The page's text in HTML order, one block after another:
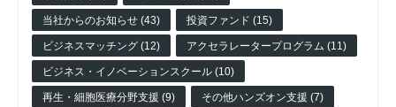
企
業
ネッ
ト
ワー
ク企
当社からのお知らせ (43) 投資ファンド (15)
ビジネスマッチング (12) アクセラレータープログラム (11)
ビジネス・イノベーションスクール (10)
再生・細胞医療分野支援 (9) その他ハンズオン支援 (7)